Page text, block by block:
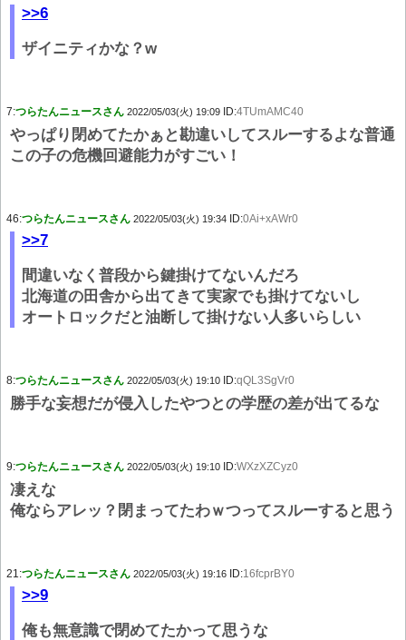
>>6
ザイニティかな？w
7:つらたんニュースさん 2022/05/03(火) 19:09 ID:4TUmAMC40
やっぱり閉めてたかぁと勘違いしてスルーするよな普通
この子の危機回避能力がすごい！
46:つらたんニュースさん 2022/05/03(火) 19:34 ID:0Ai+xAWr0
>>7
間違いなく普段から鍵掛けてないんだろ
北海道の田舎から出てきて実家でも掛けてないし
オートロックだと油断して掛けない人多いらしい
8:つらたんニュースさん 2022/05/03(火) 19:10 ID:qQL3SgVr0
勝手な妄想だが侵入したやつとの学歴の差が出てるな
9:つらたんニュースさん 2022/05/03(火) 19:10 ID:WXzXZCyz0
凄えな
俺ならアレッ？閉まってたわｗつってスルーすると思う
21:つらたんニュースさん 2022/05/03(火) 19:16 ID:16fcprBY0
>>9
俺も無意識で閉めてたかって思うな